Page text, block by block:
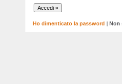
Ho dimenticato la password |